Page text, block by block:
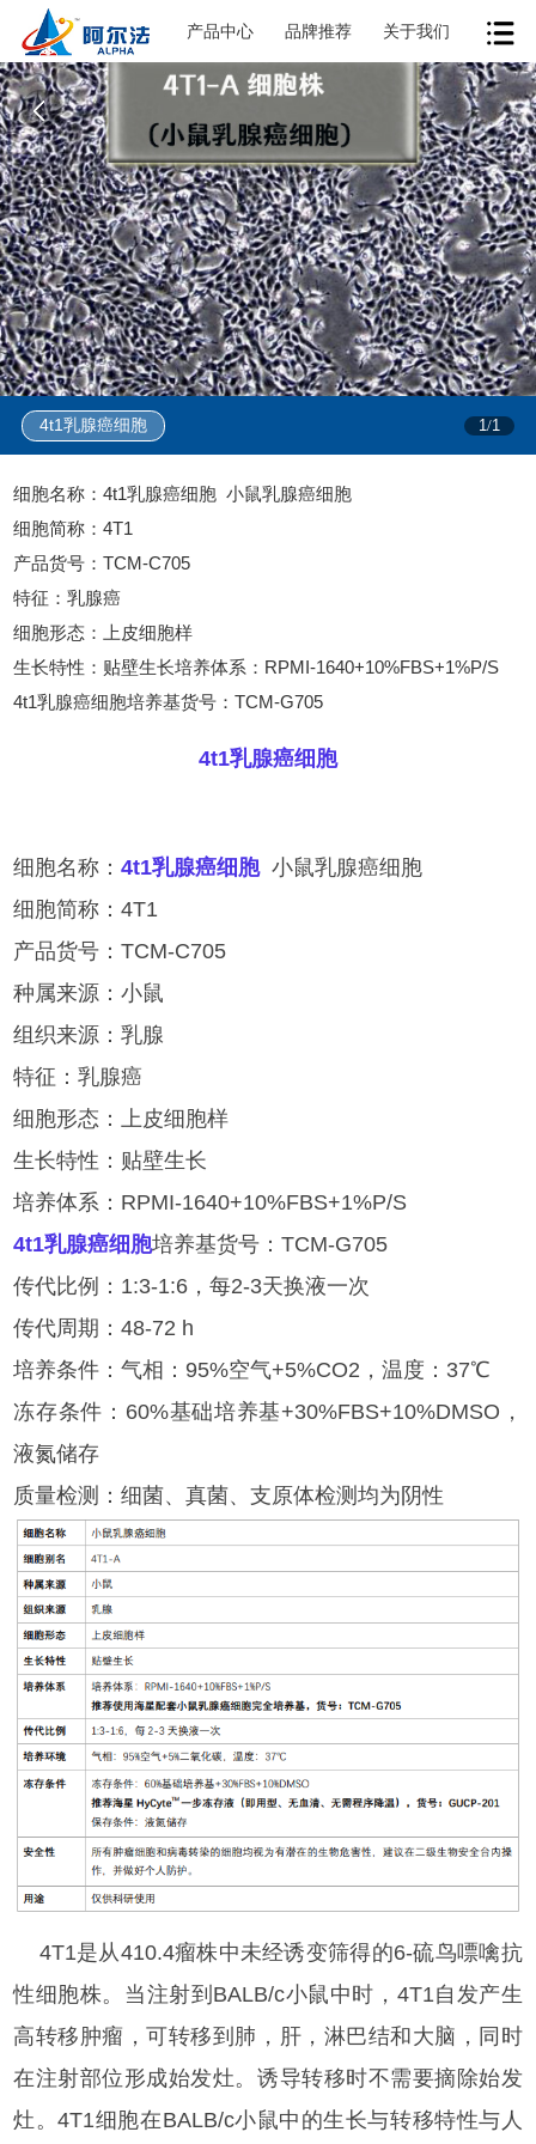
产品中心 品牌推荐 关于我们
4t1​乳腺癌细胞 1/1
细胞名称：4t1乳腺癌细胞 小鼠乳腺癌细胞
细胞简称：4T1
产品货号：TCM-C705
特征：乳腺癌
细胞形态：上皮细胞样
生长特性：贴壁生长培养体系：RPMI-1640+10%FBS+1%P/S
4t1乳腺癌细胞培养基货号：TCM-G705
4t1乳腺癌细胞
细胞名称：4t1乳腺癌细胞 小鼠乳腺癌细胞
细胞简称：4T1
产品货号：TCM-C705
种属来源：小鼠
组织来源：乳腺
特征：乳腺癌
细胞形态：上皮细胞样
生长特性：贴壁生长
培养体系：RPMI-1640+10%FBS+1%P/S
4t1乳腺癌细胞培养基货号：TCM-G705
传代比例：1:3-1:6，每2-3天换液一次
传代周期：48-72 h
培养条件：气相：95%空气+5%CO2，温度：37℃
冻存条件：60%基础培养基+30%FBS+10%DMSO，
液氮储存
质量检测：细菌、真菌、支原体检测均为阴性
4T1是从410.4瘤株中未经诱变筛得的6-硫鸟嘌噙抗
性细胞株。当注射到BALB/c小鼠中时，4T1自发产生
高转移肿瘤，可转移到肺，肝，淋巴结和大脑，同时
在注射部位形成始发灶。诱导转移时不需要摘除始发
灶。4T1细胞在BALB/c小鼠中的生长与转移特性与人